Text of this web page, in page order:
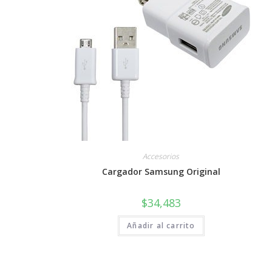
Accesorios
Cargador Samsung Original
$34,483
Añadir al carrito